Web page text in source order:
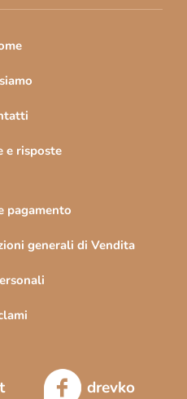
e risposte
pagamento
generali di Vendita
drevko